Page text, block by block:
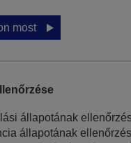
most
állapotának
állapotának